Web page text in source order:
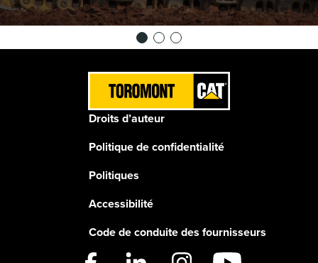
Droits d’auteur
Politique de confidentialité
Politiques
Accessibilité
Code de conduite des fournisseurs